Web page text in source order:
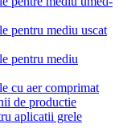
pentru mediu uscat
pentru mediu
cu aer comprimat
de productie
aplicatii grele